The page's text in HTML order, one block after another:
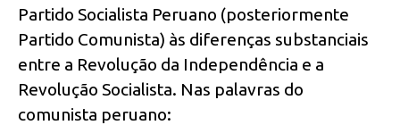
Partido Socialista Peruano (posteriormente
Partido Comunista) às diferenças substanciais
entre a Revolução da Independência e a
Revolução Socialista. Nas palavras do
comunista peruano: